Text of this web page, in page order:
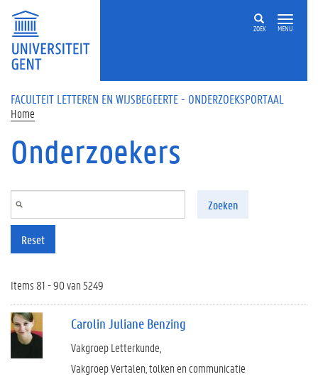
Overslaan en naar de inhoud gaan
ZOEK MENU
FACULTEIT LETTEREN EN WIJSBEGEERTE - ONDERZOEKSPORTAAL
Home
Onderzoekers
Zoeken
Reset
Items 81 - 90 van 5249
Carolin Juliane Benzing
Vakgroep Letterkunde
Vakgroep Vertalen, tolken en communicatie